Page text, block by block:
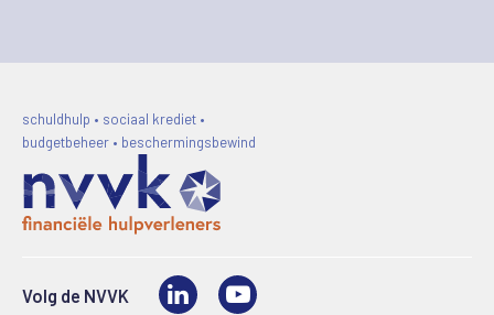
schuldhulp • sociaal krediet •
budgetbeheer • beschermingsbewind
Volg de NVVK LinkedIn